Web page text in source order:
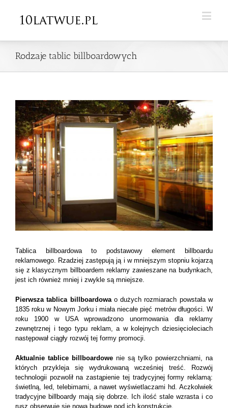
Rodzaje tablic billboardowych
View
Larger
Image
Tablica billboardowa to podstawowy element billboardu
reklamowego. Rzadziej zastępują ją i w mniejszym stopniu kojarzą
się z klasycznym billboardem reklamy zawieszane na budynkach,
jest ich również mniej i zwykle są mniejsze.
Pierwsza tablica billboardowao dużych rozmiarach powstała w
1835 roku w Nowym Jorku i miała niecałe pięć metrów długości. W
roku 1900 w USA wprowadzono unormowania dla reklamy
zewnętrznej i tego typu reklam, a w kolejnych dziesięcioleciach
następował ciągły rozwój tej formy promocji.
Aktualnie tablice billboardowe nie są tylko powierzchniami, na
których przykleja się wydrukowaną wcześniej treść. Rozwój
technologii pozwolił na zastąpienie tej tradycyjnej formy reklamą:
świetlną, led, telebimami, a nawet wyświetlaczami hd. Aczkolwiek
tradycyjne billboardy mają się dobrze. Ich ilość stale wzrasta i co
rusz obserwuje się nową budowę pod ich konstrukcję.